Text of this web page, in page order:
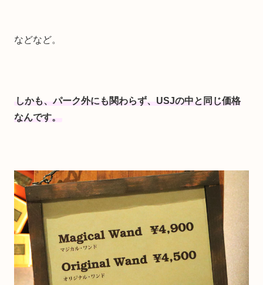
などなど。
しかも、パーク外にも関わらず、USJの中と同じ価格
なんです。